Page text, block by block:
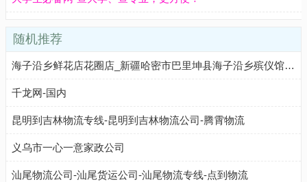
随机推荐
海子沿乡鲜花店花圈店_新疆哈密市巴里坤县海子沿乡殡仪馆订花圈代送花圈配送服务(地址、电话、配送范围)
千龙网-国内
昆明到吉林物流专线-昆明到吉林物流公司-腾霄物流
义乌市一心一意家政公司
汕尾物流公司-汕尾货运公司-汕尾物流专线-点到物流